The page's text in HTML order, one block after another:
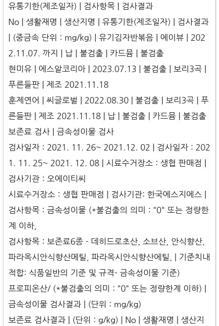
유통기한(제조일자) | 검사항목 | 검사결과
No | 생활재명 | 생산지명 | 유통기한(제조일자) | 검사결과
| (중금속 단위 : mg/kg) | 유기김자반볶음 | 에이뷰 | 202
2.11.07. 까지 | 납 | 불검출 | 카드뮴 | 불검출
현미유 | 에스알코리아 | 2023.07.13 | 불검출 | 보리3곡 |
푸른들판 | 제조 2021.11.18
훈제연어 | 씨글로벌 | 2022.08.30 | 불검출 | 보리3곡 | 푸
른들판 | 제조 2021.11.18 | 납 | 불검출 | 카드뮴 | 불검출
보존료 검사 | 금속성이물 검사
검사일자 : 2021. 11. 26~ 2021.12. 02 | 검사일자 : 202
1. 11. 25~ 2021. 12. 08 | 시료수거장소 : 생협 판매점 |
검사기관 : 오에이티씨
시료수거장소 : 생협 판매점 | 검사기관: 한국에스지에스 |
검사항목 : 금속성이물 (*불검출의 의미 : "0" 또는 정량한
계 이하,
검사항목 : 보존료6종 - 데히드로초산, 소브산, 안식향산,
파라옥시안식향산메틸, 파라옥시안식향산에틸, | 기준치내
적합: 식품일반의 기준 및 규격- 금속성이물 기준)
프로피온산/ (*불검출의 의미 : "0" 또는 정량한계 이하) |
금속성이물 검사결과 | (단위 : mg/kg)
보존료 검사결과 | (단위 : g/kg) | No | 생활재명 | 생산지